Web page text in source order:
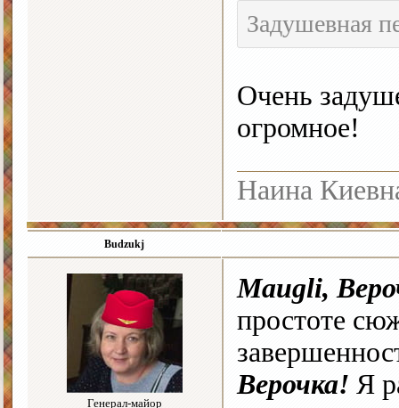
Задушевная
Очень
огромное!
Наина
Budzukj
Генерал-майор
Maugli,
простоте
Верочка! Я